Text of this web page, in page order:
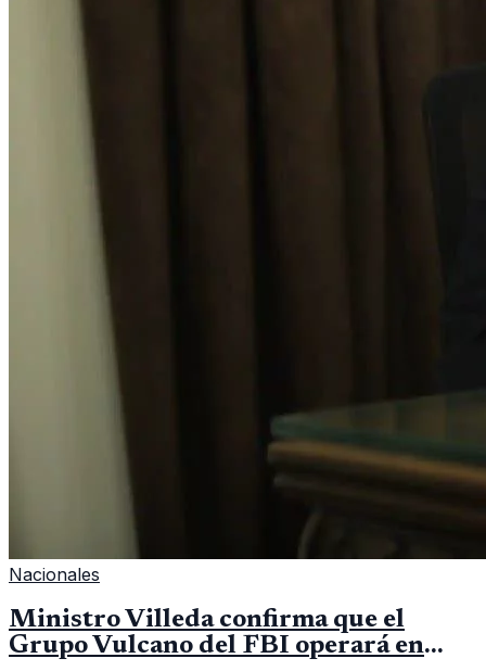
Nacionales
Ministro Villeda confirma que el
Grupo Vulcano del FBI operará en